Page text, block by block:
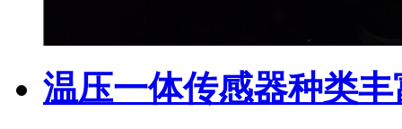
温压一体传感器种类